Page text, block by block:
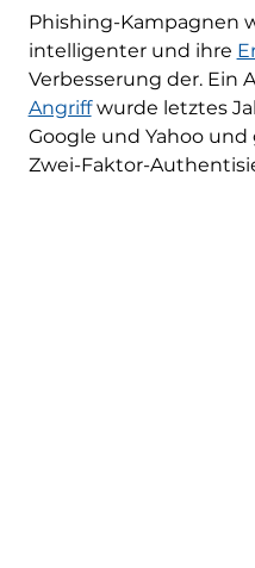
Phishing-Kampagnen
intelligenter und ihre
Verbesserung der. Ein
Angriffwurde letztes
Google und Yahoo
Zwei-Faktor-